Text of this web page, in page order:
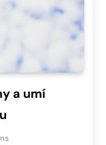
a umí